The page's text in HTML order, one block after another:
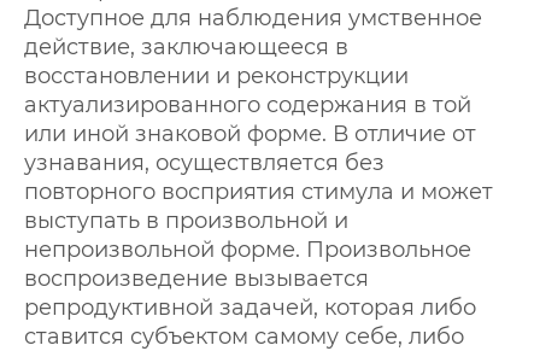
Доступное для наблюдения умственное
действие, заключающееся в
восстановлении и реконструкции
актуализированного содержания в той
или иной знаковой форме. В отличие от
узнавания, осуществляется без
повторного восприятия стимула и может
выступать в произвольной и
непроизвольной форме. Произвольное
воспроизведение вызывается
репродуктивной задачей, которая либо
ставится субъектом самому себе, либо